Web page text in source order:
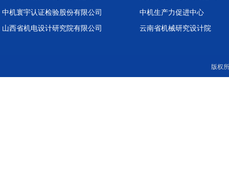
中机生产力促进中心
云南省机械研究设计院
山西省机电设计研究院有限公司
中机寰宇认证检验股份有限公司
版权